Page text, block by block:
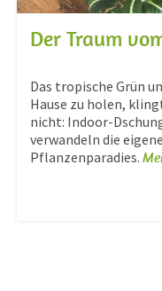
Der Traum
Das tropische Grün
Hause zu holen,
nicht: Indoor-
verwandeln die
Pflanzenparadies.